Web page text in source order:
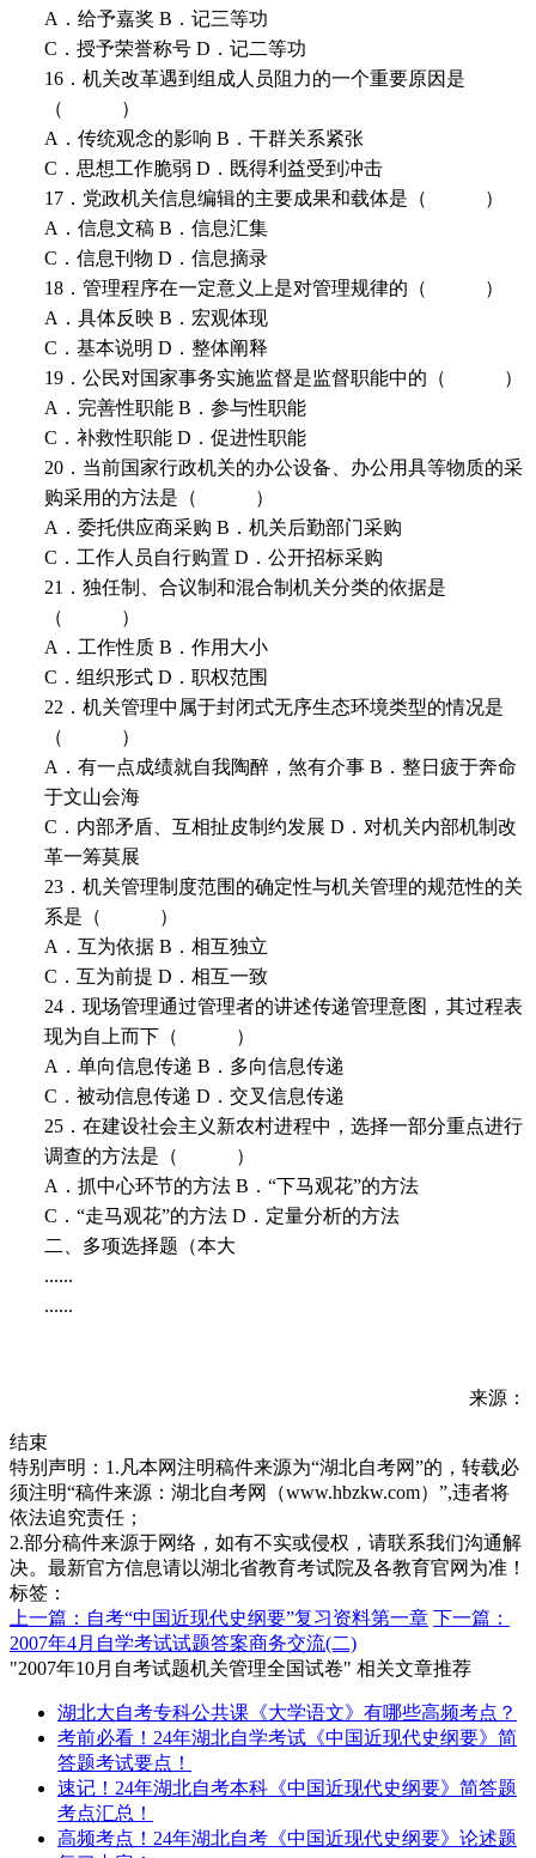
A．给予嘉奖 B．记三等功
C．授予荣誉称号 D．记二等功
16．机关改革遇到组成人员阻力的一个重要原因是
（ ）
A．传统观念的影响 B．干群关系紧张
C．思想工作脆弱 D．既得利益受到冲击
17．党政机关信息编辑的主要成果和载体是（ ）
A．信息文稿 B．信息汇集
C．信息刊物 D．信息摘录
18．管理程序在一定意义上是对管理规律的（ ）
A．具体反映 B．宏观体现
C．基本说明 D．整体阐释
19．公民对国家事务实施监督是监督职能中的（ ）
A．完善性职能 B．参与性职能
C．补救性职能 D．促进性职能
20．当前国家行政机关的办公设备、办公用具等物质的采
购采用的方法是（ ）
A．委托供应商采购 B．机关后勤部门采购
C．工作人员自行购置 D．公开招标采购
21．独任制、合议制和混合制机关分类的依据是
（ ）
A．工作性质 B．作用大小
C．组织形式 D．职权范围
22．机关管理中属于封闭式无序生态环境类型的情况是
（ ）
A．有一点成绩就自我陶醉，煞有介事 B．整日疲于奔命
于文山会海
C．内部矛盾、互相扯皮制约发展 D．对机关内部机制改
革一筹莫展
23．机关管理制度范围的确定性与机关管理的规范性的关
系是（ ）
A．互为依据 B．相互独立
C．互为前提 D．相互一致
24．现场管理通过管理者的讲述传递管理意图，其过程表
现为自上而下（ ）
A．单向信息传递 B．多向信息传递
C．被动信息传递 D．交叉信息传递
25．在建设社会主义新农村进程中，选择一部分重点进行
调查的方法是（ ）
A．抓中心环节的方法 B．“下马观花”的方法
C．“走马观花”的方法 D．定量分析的方法
二、多项选择题（本大
......
......
来源：
结束
特别声明：1.凡本网注明稿件来源为“湖北自考网”的，转载必
须注明“稿件来源：湖北自考网（www.hbzkw.com）”,违者将
依法追究责任；
2.部分稿件来源于网络，如有不实或侵权，请联系我们沟通解
决。最新官方信息请以湖北省教育考试院及各教育官网为准！
标签：
上一篇：自考“中国近现代史纲要”复习资料第一章 下一篇：
2007年4月自学考试试题答案商务交流(二)
"2007年10月自考试题机关管理全国试卷" 相关文章推荐
湖北大自考专科公共课《大学语文》有哪些高频考点？
考前必看！24年湖北自学考试《中国近现代史纲要》简
答题考试要点！
速记！24年湖北自考本科《中国近现代史纲要》简答题
考点汇总！
高频考点！24年湖北自考《中国近现代史纲要》论述题